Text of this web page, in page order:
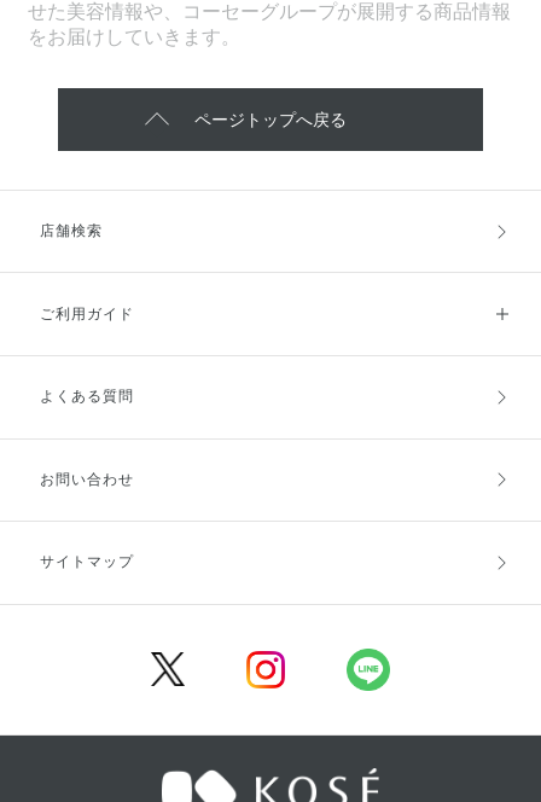
せた美容情報や、コーセーグループが展開する商品情報
をお届けしていきます。
ページトップへ戻る
店舗検索
ご利用ガイド
ご利用ガイドトップ
お支払方法
キャンセル・返品・交換
よくある質問
お問い合わせ
サイトマップ